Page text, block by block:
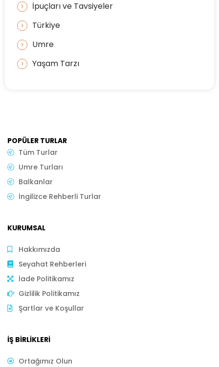
İpuçları ve Tavsiyeler
Türkiye
Umre
Yaşam Tarzı
POPÜLER TURLAR
Tüm Turlar
Umre Turları
Balkanlar
İngilizce Rehberli Turlar
KURUMSAL
Hakkımızda
Seyahat Rehberleri
İade Politikamız
Gizlilik Politikamız
Şartlar ve Koşullar
İŞ BIRLIKLERI
Ortağımız Olun